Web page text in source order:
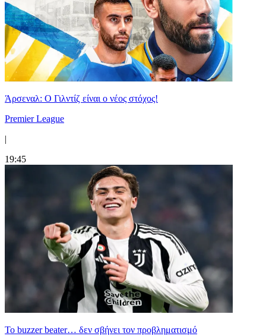
Άρσεναλ: Ο Γιλντίζ είναι ο νέος στόχος!
Premier League
|
19:45
Το buzzer beater… δεν σβήνει τoν προβληματισμό